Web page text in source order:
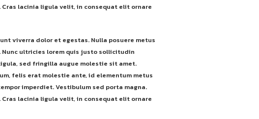
lacinia ligula velit, in consequat elit ornare
viverra dolor et egestas. Nulla posuere metus
ultricies lorem quis justo sollicitudin
sed fringilla augue molestie sit amet.
felis erat molestie ante, id elementum metus
imperdiet. Vestibulum sed porta magna.
lacinia ligula velit, in consequat elit ornare